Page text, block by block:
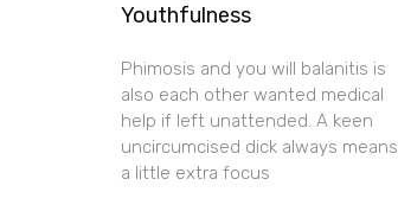
Youthfulness
Phimosis and you will balanitis is
also each other wanted medical
help if left unattended. A keen
uncircumcised dick always means
a little extra focus